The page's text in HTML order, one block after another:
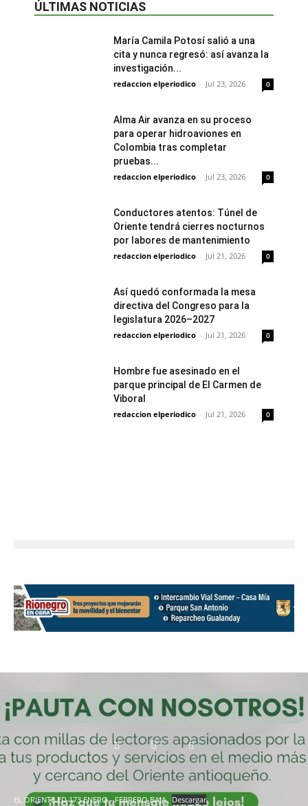
ÚLTIMAS NOTICIAS
María Camila Potosí salió a una
cita y nunca regresó: así avanza la
investigación...
redaccion elperiodico - Jul 23, 2026 0
Alma Air avanza en su proceso
para operar hidroaviones en
Colombia tras completar
pruebas...
redaccion elperiodico - Jul 23, 2026 0
Conductores atentos: Túnel de
Oriente tendrá cierres nocturnos
por labores de mantenimiento
redaccion elperiodico - Jul 21, 2026 0
Así quedó conformada la mesa
directiva del Congreso para la
legislatura 2026–2027
redaccion elperiodico - Jul 21, 2026 0
Hombre fue asesinado en el
parque principal de El Carmen de
Viboral
redaccion elperiodico - Jul 21, 2026 0
EL ORIENTE ED 173 ENERO - FEBRERO BAJA Descargar